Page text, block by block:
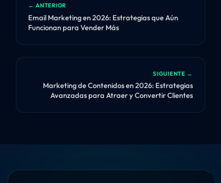
← ANTERIOR
Email Marketing en 2026: Estrategias que Aún
Funcionan para Vender Más
SIGUIENTE →
Marketing de Contenidos en 2026: Estrategias
Avanzadas para Atraer y Convertir Clientes